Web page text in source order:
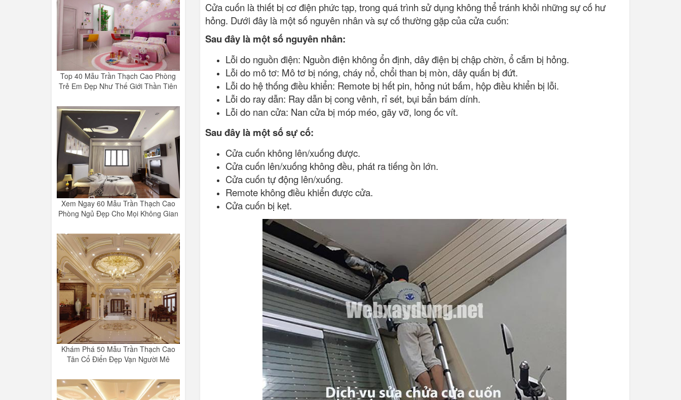
Top 40 Mẫu Trần Thạch Cao Phòng
Trẻ Em Đẹp Như Thế Giới Thần Tiên
Xem Ngay 60 Mẫu Trần Thạch Cao
Phòng Ngủ Đẹp Cho Mọi Không Gian
Khám Phá 50 Mẫu Trần Thạch Cao
Tân Cổ Điển Đẹp Vạn Người Mê
Cửa cuốn là thiết bị cơ điện phức tạp, trong quá trình sử dụng không thể tránh khỏi những sự cố hư
hỏng. Dưới đây là một số nguyên nhân và sự cố thường gặp của cửa cuốn:
Sau đây là một số nguyên nhân:
Lỗi do nguồn điện: Nguồn điện không ổn định, dây điện bị chập chờn, ổ cắm bị hỏng.
Lỗi do mô tơ: Mô tơ bị nóng, cháy nổ, chổi than bị mòn, dây quấn bị đứt.
Lỗi do hệ thống điều khiển: Remote bị hết pin, hỏng nút bấm, hộp điều khiển bị lỗi.
Lỗi do ray dẫn: Ray dẫn bị cong vênh, rỉ sét, bụi bẩn bám dính.
Lỗi do nan cửa: Nan cửa bị móp méo, gãy vỡ, long ốc vít.
Sau đây là một số sự cố:
Cửa cuốn không lên/xuống được.
Cửa cuốn lên/xuống không đều, phát ra tiếng ồn lớn.
Cửa cuốn tự động lên/xuống.
Remote không điều khiển được cửa.
Cửa cuốn bị kẹt.